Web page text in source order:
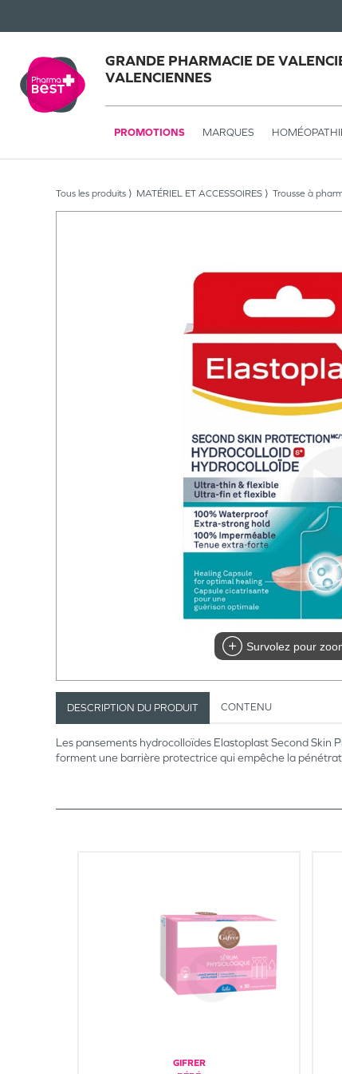
GRANDE PHARMACIE DE
VALENCIENNES
PROMOTIONS MARQUES
Tous les produits MATÉRIEL ET ACCESSOIRES Trousse à
Survolez pour
DESCRIPTION DU PRODUIT CONTENU
Les pansements hydrocolloïdes Elastoplast Second Skin
forment une barrière protectrice qui empêche la
GIFRER